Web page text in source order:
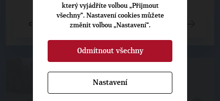
CELÝ ČLÁNEK
který vyjádříte volbou „Přijmout
všechny“. Nastavení cookies můžete
změnit volbou „Nastavení“.
Odmítnout všechny
Nastavení